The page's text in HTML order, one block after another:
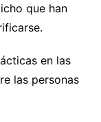
que han
en las
las personas